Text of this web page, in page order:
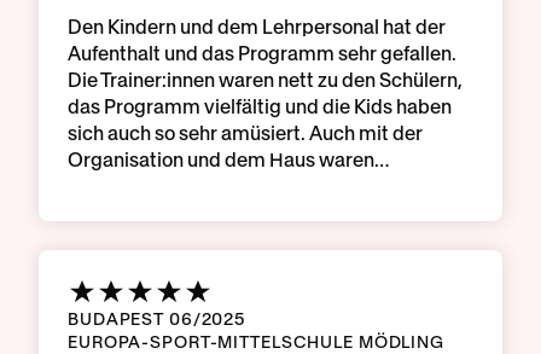
Den Kindern und dem Lehrpersonal hat der
Aufenthalt und das Programm sehr gefallen.
Die Trainer:innen waren nett zu den Schülern,
das Programm vielfältig und die Kids haben
sich auch so sehr amüsiert. Auch mit der
Organisation und dem Haus waren…
BUDAPEST 06/2025
EUROPA-SPORT-MITTELSCHULE MÖDLING